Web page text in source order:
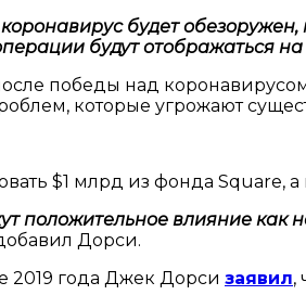
будет
будут отображаться
победы над
которые угрожают
$1 млрд из фонда Square,
положительное влияние
Дорси.
2019 года Джек Дорси заявил,